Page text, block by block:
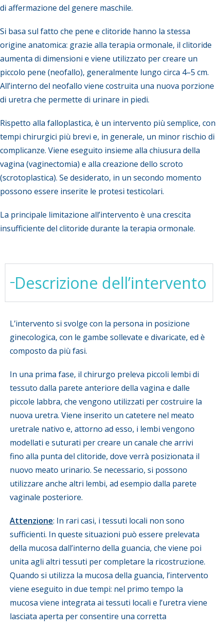
di affermazione del genere maschile.
Si basa sul fatto che pene e clitoride hanno la stessa
origine anatomica: grazie alla terapia ormonale, il clitoride
aumenta di dimensioni e viene utilizzato per creare un
piccolo pene (neofallo), generalmente lungo circa 4–5 cm.
All’interno del neofallo viene costruita una nuova porzione
di uretra che permette di urinare in piedi.
Rispetto alla falloplastica, è un intervento più semplice, con
tempi chirurgici più brevi e, in generale, un minor rischio di
complicanze. Viene eseguito insieme alla chiusura della
vagina (vaginectomia) e alla creazione dello scroto
(scrotoplastica). Se desiderato, in un secondo momento
possono essere inserite le protesi testicolari.
La principale limitazione all’intervento è una crescita
insufficiente del clitoride durante la terapia ormonale.
Descrizione dell’intervento
L’intervento si svolge con la persona in posizione
ginecologica, con le gambe sollevate e divaricate, ed è
composto da più fasi.
In una prima fase, il chirurgo preleva piccoli lembi di
tessuto dalla parete anteriore della vagina e dalle
piccole labbra, che vengono utilizzati per costruire la
nuova uretra. Viene inserito un catetere nel meato
uretrale nativo e, attorno ad esso, i lembi vengono
modellati e suturati per creare un canale che arrivi
fino alla punta del clitoride, dove verrà posizionata il
nuovo meato urinario. Se necessario, si possono
utilizzare anche altri lembi, ad esempio dalla parete
vaginale posteriore.
Attenzione: In rari casi, i tessuti locali non sono
sufficienti. In queste situazioni può essere prelevata
della mucosa dall’interno della guancia, che viene poi
unita agli altri tessuti per completare la ricostruzione.
Quando si utilizza la mucosa della guancia, l’intervento
viene eseguito in due tempi: nel primo tempo la
mucosa viene integrata ai tessuti locali e l’uretra viene
lasciata aperta per consentire una corretta